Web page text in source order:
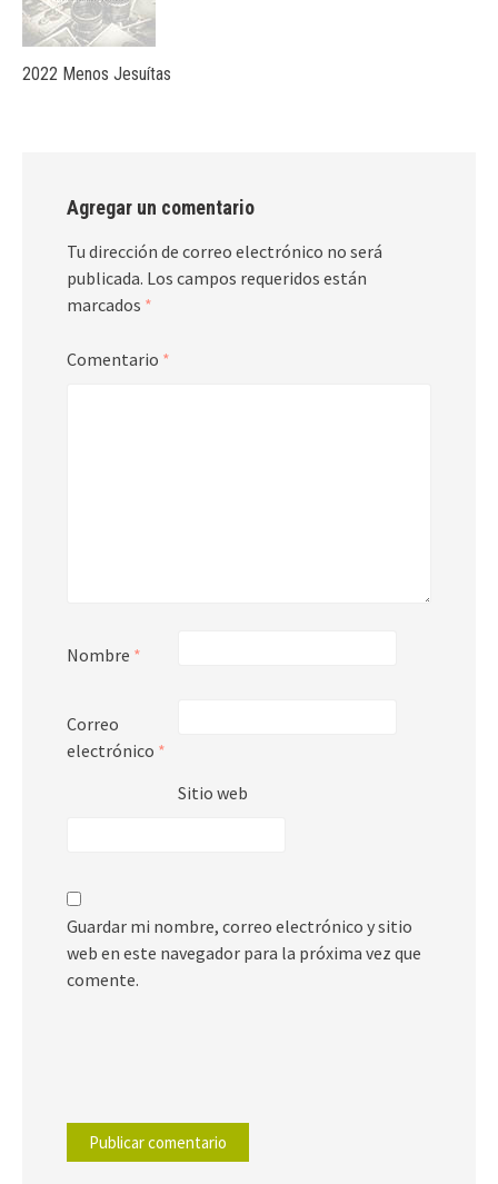
2022 Menos Jesuítas
Agregar un comentario
Tu dirección de correo electrónico no será
publicada. Los campos requeridos están
marcados *
Comentario *
Nombre *
Correo
electrónico *
Sitio web
Guardar mi nombre, correo electrónico y sitio
web en este navegador para la próxima vez que
comente.